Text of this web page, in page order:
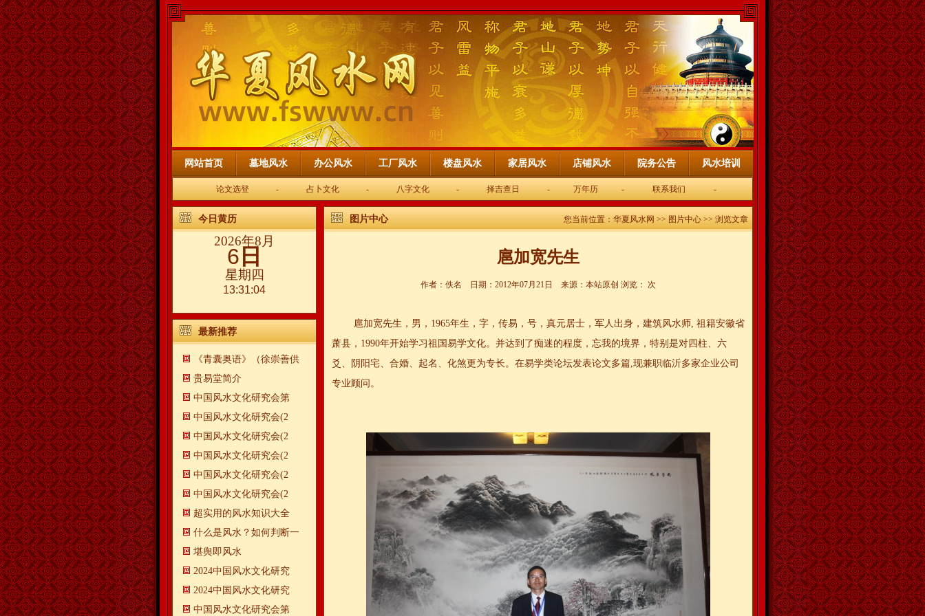
网站首页 墓地风水 办公风水 工厂风水 楼盘风水 家居风水 店铺风水 院务公告 风水培训
论文选登 - 占卜文化 - 八字文化 - 择吉查日 - 万年历 - 联系我们 -
今日黄历
2026年8月
6 日
星期四
13:31:05
最新推荐
《青囊奥语》（徐崇善供
贵易堂简介
中国风水文化研究会第
中国风水文化研究会(2
中国风水文化研究会(2
中国风水文化研究会(2
中国风水文化研究会(2
中国风水文化研究会(2
超实用的风水知识大全
什么是风水？如何判断一
​堪舆即风水
2024中国风水文化研究
2024中国风水文化研究
中国风水文化研究会第
图片中心 您当前位置：华夏风水网>>图片中心>> 浏览文章
扈加宽先生
作者：佚名 日期：2012年07月21日 来源：本站原创 浏览： 次
扈加宽先生，男，1965年生，字，传易，号，真元居士，军人出身，建筑风水师, 祖籍安徽省
萧县，1990年开始学习祖国易学文化。并达到了痴迷的程度，忘我的境界，特别是对四柱、六
爻、阴阳宅、合婚、起名、化煞更为专长。在易学类论坛发表论文多篇,现兼职临沂多家企业公司
专业顾问。